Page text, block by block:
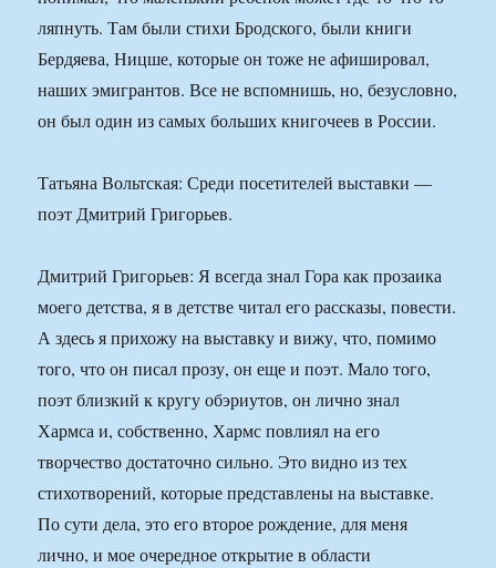
ляпнуть. Там были стихи Бродского, были книги
Бердяева, Ницше, которые он тоже не афишировал,
наших эмигрантов. Все не вспомнишь, но, безусловно,
он был один из самых больших книгочеев в России.
Татьяна Вольтская: Среди посетителей выставки —
поэт Дмитрий Григорьев.
Дмитрий Григорьев: Я всегда знал Гора как прозаика
моего детства, я в детстве читал его рассказы, повести.
А здесь я прихожу на выставку и вижу, что, помимо
того, что он писал прозу, он еще и поэт. Мало того,
поэт близкий к кругу обэриутов, он лично знал
Хармса и, собственно, Хармс повлиял на его
творчество достаточно сильно. Это видно из тех
стихотворений, которые представлены на выставке.
По сути дела, это его второе рождение, для меня
лично, и мое очередное открытие в области